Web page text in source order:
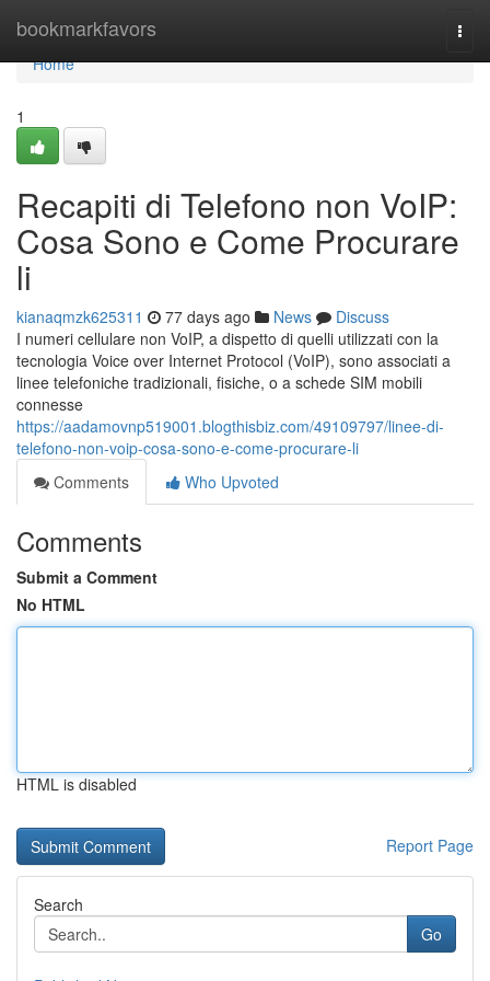
bookmarkfavors
Home
Home
1
Recapiti di Telefono non VoIP:
Cosa Sono e Come Procurare
li
kianaqmzk625311 77 days ago News
Discuss
I numeri cellulare non VoIP, a dispetto di quelli utilizzati con la
tecnologia Voice over Internet Protocol (VoIP), sono associati a
linee telefoniche tradizionali, fisiche, o a schede SIM mobili
connesse
https://aadamovnp519001.blogthisbiz.com/49109797/linee-di-
telefono-non-voip-cosa-sono-e-come-procurare-li
Comments
Who Upvoted
Comments
Submit a Comment
No HTML
HTML is disabled
Report Page
Search
Go